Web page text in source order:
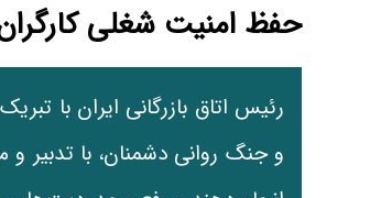
حفظ امنیت شغلی
رئیس اتاق بازرگانی ایران با
و جنگ روانی دشمنان، با تدبیر